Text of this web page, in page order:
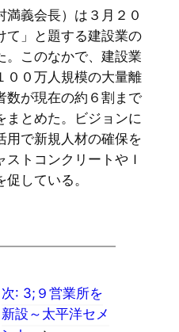
満義会長）は３月２０
て」と題する建設業の
。このなかで、建設業
００万人規模の大量離
数が現在の約６割まで
まとめた。ビジョンに
用で新規人材の確保を
トコンクリートやＩ
している。
次: 3;９営業所を
新設～太平洋セメ